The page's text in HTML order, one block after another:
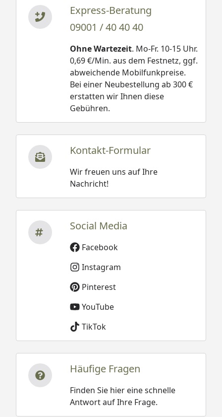
Express-Beratung
09001 / 40 40 40
Ohne Wartezeit. Mo-Fr. 10-15 Uhr.
0,69 €/Min. aus dem Festnetz, ggf.
abweichende Mobilfunkpreise.
Bei einer Neubestellung ab 300 €
erstatten wir Ihnen diese
Gebühren.
Kontakt-Formular
Wir freuen uns auf Ihre
Nachricht!
Social Media
Facebook
Instagram
Pinterest
YouTube
TikTok
Häufige Fragen
Finden Sie hier eine schnelle
Antwort auf Ihre Frage.